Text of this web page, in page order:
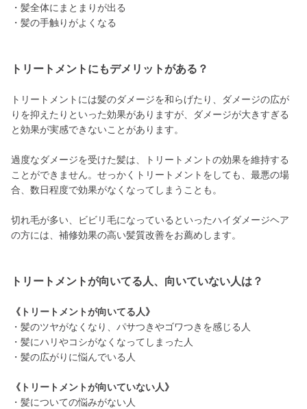
・髪全体にまとまりが出る
・髪の手触りがよくなる
トリートメントにもデメリットがある？
トリートメントには髪のダメージを和らげたり、ダメージの広が
りを抑えたりといった効果がありますが、ダメージが大きすぎる
と効果が実感できないことがあります。
過度なダメージを受けた髪は、トリートメントの効果を維持する
ことができません。せっかくトリートメントをしても、最悪の場
合、数日程度で効果がなくなってしまうことも。
切れ毛が多い、ビビリ毛になっているといったハイダメージヘア
の方には、補修効果の高い髪質改善をお薦めします。
トリートメントが向いてる人、向いていない人は？
《トリートメントが向いてる人》
・髪のツヤがなくなり、パサつきやゴワつきを感じる人
・髪にハリやコシがなくなってしまった人
・髪の広がりに悩んでいる人
《トリートメントが向いていない人》
・髪についての悩みがない人